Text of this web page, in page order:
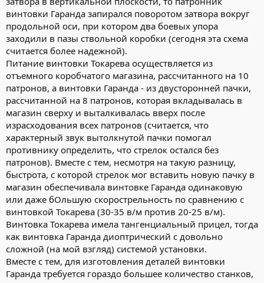
винтовки Гаранда запирался поворотом затвора вокруг
продольной оси, при котором два боевых упора
заходили в пазы ствольной коробки (сегодня эта схема
считается более надежной).
Питание винтовки Токарева осуществляется из
отъемного коробчатого магазина, рассчитанного на 10
патронов, а винтовки Гаранда - из двусторонней пачки,
рассчитанной на 8 патронов, которая вкладывалась в
магазин сверху и выталкивалась вверх после
израсходования всех патронов (считается, что
характерный звук вытолкнутой пачки помогал
противнику определить, что стрелок остался без
патронов). Вместе с тем, несмотря на такую разницу,
быстрота, с которой стрелок мог вставить новую пачку в
магазин обеспечивала винтовке Гаранда одинаковую
или даже бОльшую скорострельность по сравнению с
винтовкой Токарева (30-35 в/м против 20-25 в/м).
Винтовка Токарева имела тангенциальный прицел, тогда
как винтовка Гаранда диоптрический с довольно
сложной (на мой взгляд) системой установки.
Вместе с тем, для изготовления деталей винтовки
Гаранда требуется гораздо большее количество станков,